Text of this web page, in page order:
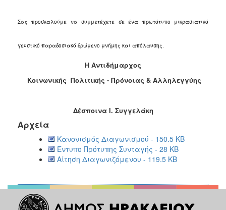
Σας προσκαλούμε να συμμετέχετε σε ένα πρωτότυπο μικρασιατικό
γευστικό παραδοσιακό δρώμενο μνήμης και απόλαυσης.
Η Αντιδήμαρχος
Κοινωνικής Πολιτικής - Πρόνοιας & Αλληλεγγύης
Δέσποινα Ι. Συγγελάκη
Αρχεία
Κανονισμός Διαγωνισμού - 150.5 KB
Έντυπο Πρότυπης Συνταγής - 28 KB
Αίτηση Διαγωνιζόμενου - 119.5 KB